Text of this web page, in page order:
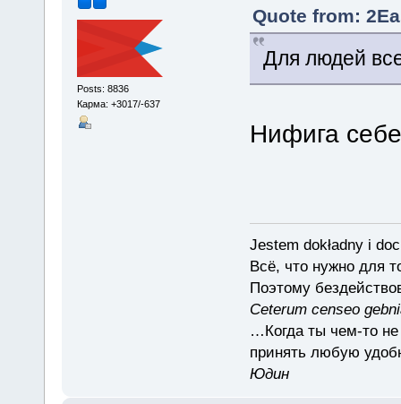
Posts: 8836
Карма: +3017/-637
Quote from:
Для людей
Нифига
Jestem dokładny i
Всё, что нужно для
Поэтому
Ceterum censeo
…Когда ты чем-то не
принять любую
Юдин